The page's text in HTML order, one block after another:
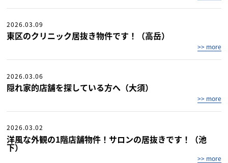
2026.03.09
東区のクリニック居抜き物件です！（高岳）
>> more
2026.03.06
隠れ家的店舗を探している方へ（大須）
>> more
2026.03.02
洋風な外観の1階店舗物件！サロンの居抜きです！（池
下）
>> more